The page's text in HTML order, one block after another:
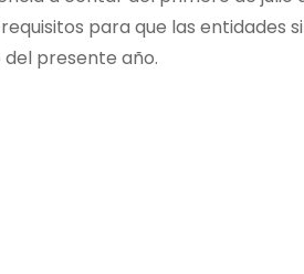
para que las entidades
del presente año.